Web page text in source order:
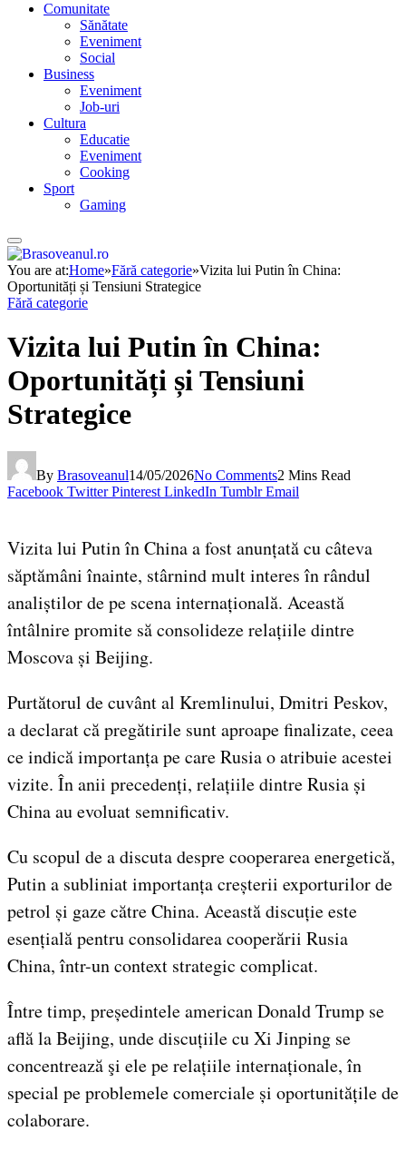
Comunitate
Sănătate
Eveniment
Social
Business
Eveniment
Job-uri
Cultura
Educatie
Eveniment
Cooking
Sport
Gaming
You are at:Home»Fără categorie»Vizita lui Putin în China:
Oportunități și Tensiuni Strategice
Fără categorie
Vizita lui Putin în China:
Oportunități și Tensiuni
Strategice
By Brasoveanul14/05/2026No Comments2 Mins Read
Facebook Twitter Pinterest LinkedIn Tumblr Email
Vizita lui Putin în China a fost anunțată cu câteva
săptămâni înainte, stârnind mult interes în rândul
analiștilor de pe scena internațională. Această
întâlnire promite să consolideze relațiile dintre
Moscova și Beijing.
Purtătorul de cuvânt al Kremlinului, Dmitri Peskov,
a declarat că pregătirile sunt aproape finalizate, ceea
ce indică importanța pe care Rusia o atribuie acestei
vizite. În anii precedenți, relațiile dintre Rusia și
China au evoluat semnificativ.
Cu scopul de a discuta despre cooperarea energetică,
Putin a subliniat importanța creșterii exporturilor de
petrol și gaze către China. Această discuție este
esențială pentru consolidarea cooperării Rusia
China, într-un context strategic complicat.
Între timp, președintele american Donald Trump se
află la Beijing, unde discuțiile cu Xi Jinping se
concentrează şi ele pe relațiile internaționale, în
special pe problemele comerciale și oportunitățile de
colaborare.